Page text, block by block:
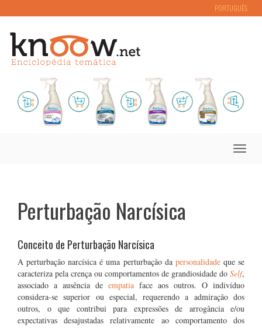
PORTUGUÊS
Toggle
Perturbação Narcísica
Conceito de Perturbação Narcísica
A perturbação narcísica é uma perturbação da personalidade que se
caracteriza pela crença ou comportamentos de grandiosidade do Self,
associado a ausência de empatia face aos outros. O indivíduo
considera-se superior ou especial, requerendo a admiração dos
outros, o que contribui para expressões de arrogância e/ou
expectativas desajustadas relativamente ao comportamento dos